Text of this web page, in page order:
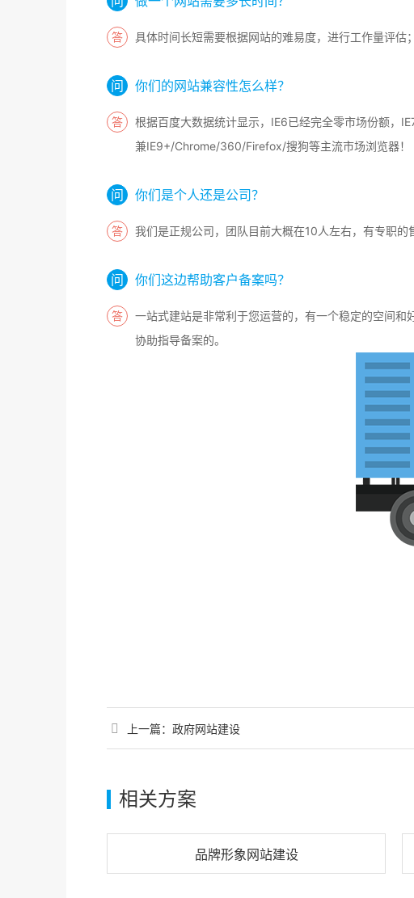
具体时间长短需要根据网站的难易度，进行工作量评估
你们的网站兼容性怎么样？
根据百度大数据统计显示，IE6已经完全零市场份额，
兼IE9+/Chrome/360/Firefox/搜狗等主流市场浏览器！
你们是个人还是公司？
我们是正规公司，团队目前大概在10人左右，有专职的
你们这边帮助客户备案吗？
一站式建站是非常利于您运营的，有一个稳定的空间
协助指导备案的。
上一篇： 政府网站建设
相关方案
品牌形象网站建设